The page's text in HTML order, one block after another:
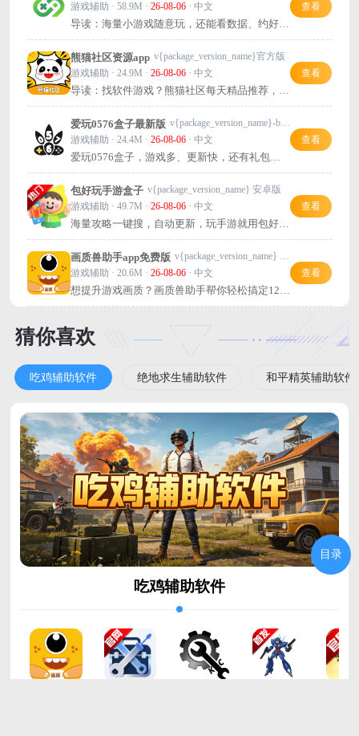
游戏辅助 · 58.9M · 26-08-06· 中文
导读：海量小游戏随意玩，还能看数据、约好
友，挺方便的。
查看
熊猫社区资源app v{package_version_name}官方版
游戏辅助 · 24.9M · 26-08-06· 中文
导读：找软件游戏？熊猫社区每天精品推荐，还
能发帖赚积分，超实用！
查看
爱玩0576盒子最新版
v{package_version_name}-build20240803
游戏辅助 · 24.4M · 26-08-06· 中文
爱玩0576盒子，游戏多、更新快，还有礼包福
利，想玩啥就玩啥！
查看
包好玩手游盒子 v{package_version_name} 安卓版
游戏辅助 · 49.7M · 26-08-06· 中文
海量攻略一键搜，自动更新，玩手游就用包好
玩！
查看
画质兽助手app免费版
v{package_version_name} 安卓版
游戏辅助 · 20.6M · 26-08-06· 中文
想提升游戏画质？画质兽助手帮你轻松搞定120
帧！
查看
猜你喜欢
吃鸡辅助软件 绝地求生辅助软件 和平精英辅助软件
吃鸡辅助软件
目录